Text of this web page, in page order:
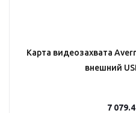
Карта видеозахвата
внешний
7